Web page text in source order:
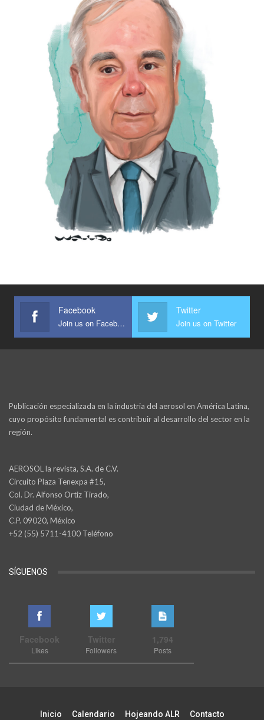
Facebook
Join us on Facebook
Twitter
Join us on Twitter
Publicación especializada en la industria del aerosol en América Latina,
cuyo propósito fundamental es contribuir al desarrollo del sector en la
región.
AEROSOL la revista, S.A. de C.V.
Circuito Plaza Tenexpa #15,
Col. Dr. Alfonso Ortiz Tirado,
Ciudad de México,
C.P. 09020, México
+52 (55) 5711-4100 Teléfono
SÍGUENOS
Facebook
Likes
Twitter
Followers
1,794
Posts
Inicio Calendario Hojeando ALR Contacto